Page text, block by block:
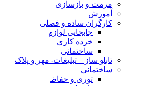
مرمت و بازسازی
آموزش
کارگران ساده و فصلی
جابجایی لوازم
خرده کاری
ساختمانی
تابلو ساز – تبلیغات- مهر و پلاک
ساختمانی
توری و حفاظ